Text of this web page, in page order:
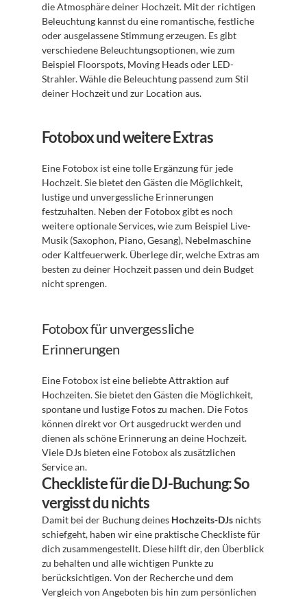
die Atmosphäre deiner Hochzeit. Mit der richtigen
Beleuchtung kannst du eine romantische, festliche
oder ausgelassene Stimmung erzeugen. Es gibt
verschiedene Beleuchtungsoptionen, wie zum
Beispiel Floorspots, Moving Heads oder LED-
Strahler. Wähle die Beleuchtung passend zum Stil
deiner Hochzeit und zur Location aus.
Fotobox und weitere Extras
Eine Fotobox ist eine tolle Ergänzung für jede
Hochzeit. Sie bietet den Gästen die Möglichkeit,
lustige und unvergessliche Erinnerungen
festzuhalten. Neben der Fotobox gibt es noch
weitere optionale Services, wie zum Beispiel Live-
Musik (Saxophon, Piano, Gesang), Nebelmaschine
oder Kaltfeuerwerk. Überlege dir, welche Extras am
besten zu deiner Hochzeit passen und dein Budget
nicht sprengen.
Fotobox für unvergessliche
Erinnerungen
Eine Fotobox ist eine beliebte Attraktion auf
Hochzeiten. Sie bietet den Gästen die Möglichkeit,
spontane und lustige Fotos zu machen. Die Fotos
können direkt vor Ort ausgedruckt werden und
dienen als schöne Erinnerung an deine Hochzeit.
Viele DJs bieten eine Fotobox als zusätzlichen
Service an.
Checkliste für die DJ-Buchung: So
vergisst du nichts
Damit bei der Buchung deines Hochzeits-DJs nichts
schiefgeht, haben wir eine praktische Checkliste für
dich zusammengestellt. Diese hilft dir, den Überblick
zu behalten und alle wichtigen Punkte zu
berücksichtigen. Von der Recherche und dem
Vergleich von Angeboten bis hin zum persönlichen